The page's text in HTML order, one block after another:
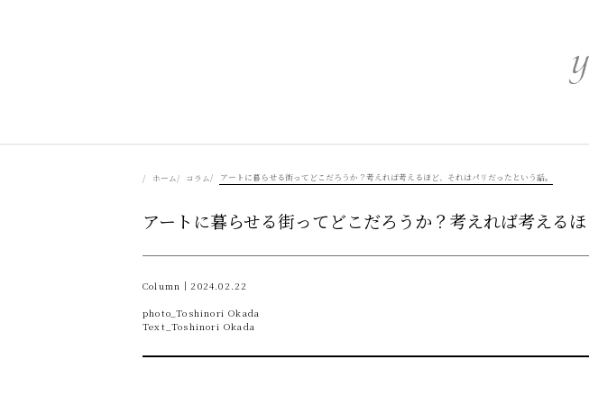
美食を辿る 心身を潤す
豊かさを彩る 伝統を識る
ホーム コラム アートに暮らせる街ってどこだろうか？考えれば考えるほど、それはパリだったという話。
アートに暮らせる街ってどこだろうか？考えれば考える
Column｜2024.02.22
photo_Toshinori Okada
Text_Toshinori Okada